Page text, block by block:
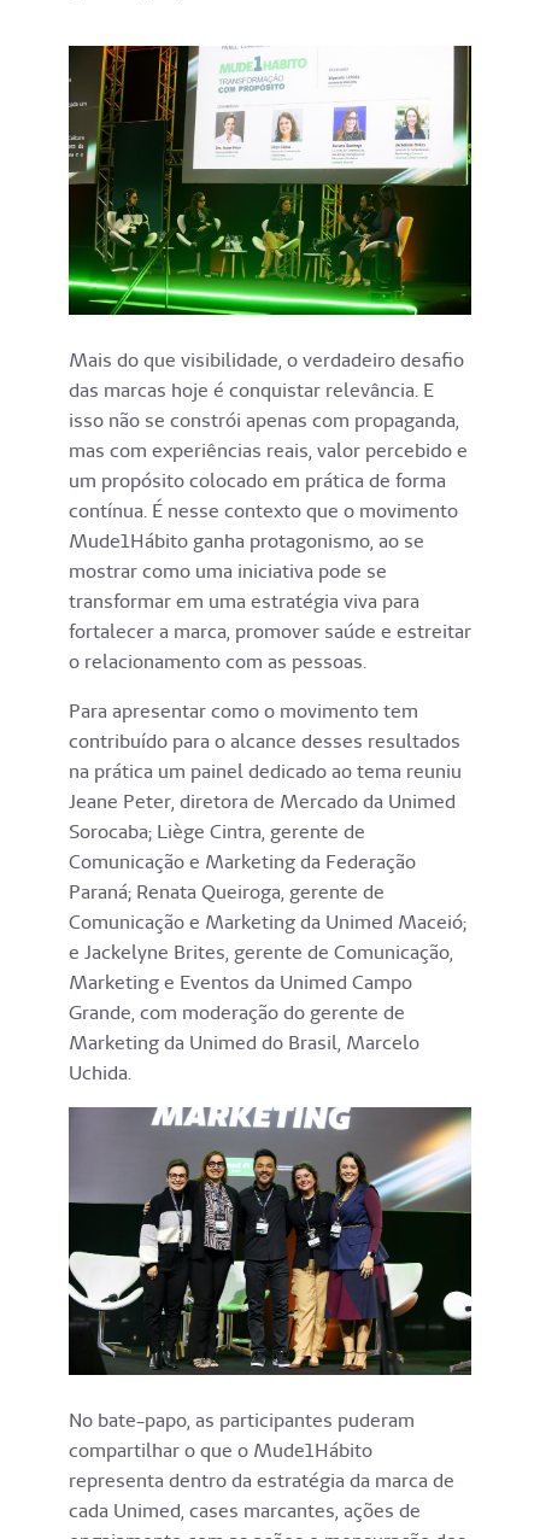
Mais do que visibilidade, o verdadeiro desafio
das marcas hoje é conquistar relevância. E
isso não se constrói apenas com propaganda,
mas com experiências reais, valor percebido e
um propósito colocado em prática de forma
contínua. É nesse contexto que o movimento
Mude1Hábito ganha protagonismo, ao se
mostrar como uma iniciativa pode se
transformar em uma estratégia viva para
fortalecer a marca, promover saúde e estreitar
o relacionamento com as pessoas.
Para apresentar como o movimento tem
contribuído para o alcance desses resultados
na prática um painel dedicado ao tema reuniu
Jeane Peter, diretora de Mercado da Unimed
Sorocaba; Liège Cintra, gerente de
Comunicação e Marketing da Federação
Paraná; Renata Queiroga, gerente de
Comunicação e Marketing da Unimed Maceió;
e Jackelyne Brites, gerente de Comunicação,
Marketing e Eventos da Unimed Campo
Grande, com moderação do gerente de
Marketing da Unimed do Brasil, Marcelo
Uchida.
No bate-papo, as participantes puderam
compartilhar o que o Mude1Hábito
representa dentro da estratégia da marca de
cada Unimed, cases marcantes, ações de